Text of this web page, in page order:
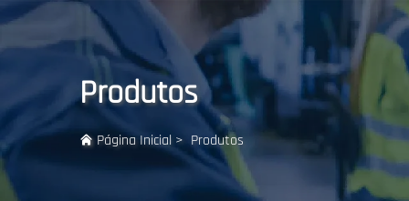
Produtos
Página Inicial > Produtos